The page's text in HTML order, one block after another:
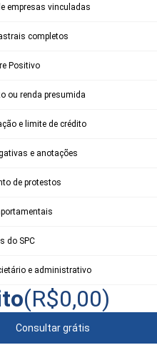
empresas vinculadas
completos
Positivo
ou renda presumida
e limite de crédito
e anotações
de protestos
do SPC
e administrativo
(R$0,00)
Consultar grátis